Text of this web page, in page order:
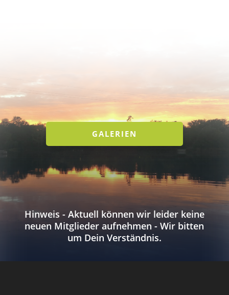
GALERIEN
Hinweis - Aktuell können wir leider keine
neuen Mitglieder aufnehmen - Wir bitten
um Dein Verständnis.